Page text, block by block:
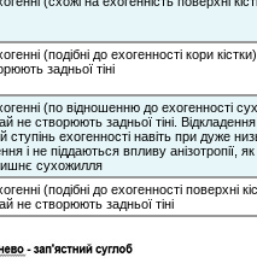
(подібні до ехогенності кори
задньої тіні
(по відношенню до ехогенності
не створюють задньої тіні.
ступінь ехогенності навіть при дуже
і не піддаються впливу анізотропії, як
сухожилля
(подібні до ехогенності поверхні
не створюють задньої тіні